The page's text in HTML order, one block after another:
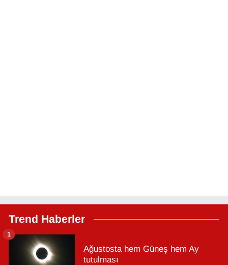
Trend Haberler
Ağustosta hem Güneş hem Ay
tutulması
1